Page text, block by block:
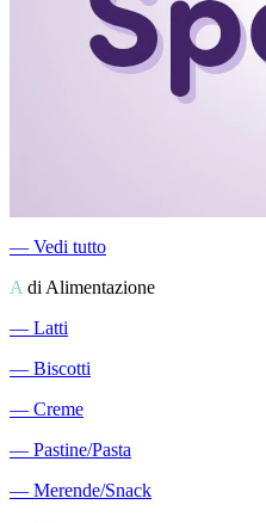
― Vedi tutto
A di Alimentazione
― Latti
― Biscotti
― Creme
― Pastine/Pasta
― Merende/Snack